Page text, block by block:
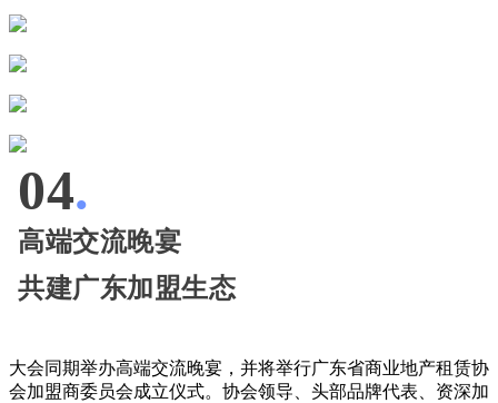
04.
高端交流晚宴
共建广东加盟生态
大会同期举办高端交流晚宴，并将举行广东省商业地产租赁协
会加盟商委员会成立仪式。协会领导、头部品牌代表、资深加